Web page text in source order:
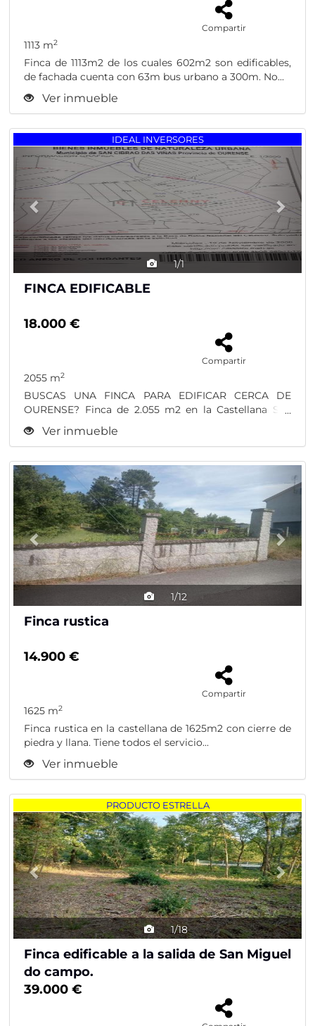
Compartir
1113 m2
Finca de 1113m2 de los cuales 602m2 son edificables,
de fachada cuenta con 63m bus urbano a 300m. No...
Ver inmueble
IDEAL INVERSORES
1/1
Previous
FINCA EDIFICABLE
18.000 €
Compartir
2055 m2
BUSCAS UNA FINCA PARA EDIFICAR CERCA DE
OURENSE? Finca de 2.055 m2 en la Castellana San
Cibrao das...
Ver inmueble
1/12
Previous
Finca rustica
14.900 €
Compartir
1625 m2
Finca rustica en la castellana de 1625m2 con cierre de
piedra y llana. Tiene todos el servicio...
Ver inmueble
PRODUCTO ESTRELLA
1/18
Previous
Finca edificable a la salida de San Miguel
do campo.
39.000 €